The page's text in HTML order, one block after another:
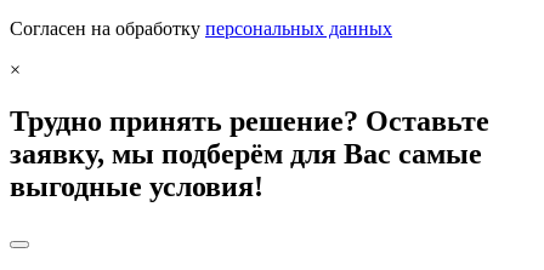
Согласен на обработку персональных данных
×
Трудно принять решение? Оставьте
заявку, мы подберём для Вас самые
выгодные условия!